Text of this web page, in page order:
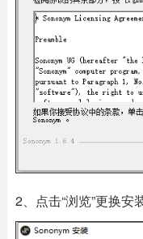
2、点击“浏览”更换安